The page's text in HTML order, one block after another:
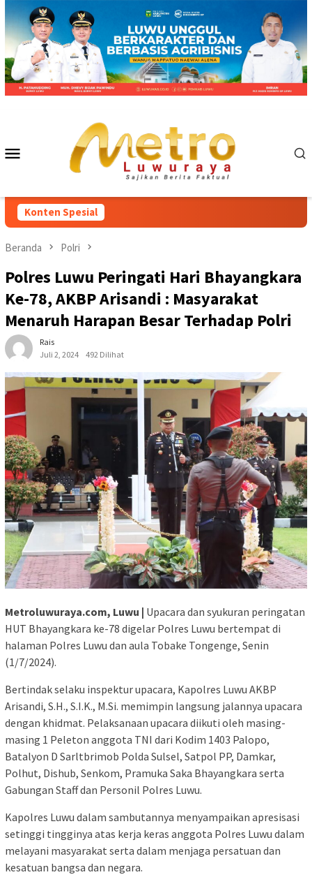
Loncat
ke
konten
Mobile
Konten Spesial
Beranda Polri
Polres Luwu Peringati Hari Bhayangkara
Ke-78, AKBP Arisandi : Masyarakat
Menaruh Harapan Besar Terhadap Polri
Rais
Juli 2, 2024
492 Dilihat
Metroluwuraya.com, Luwu | Upacara dan syukuran peringatan
HUT Bhayangkara ke-78 digelar Polres Luwu bertempat di
halaman Polres Luwu dan aula Tobake Tongenge, Senin
(1/7/2024).
Bertindak selaku inspektur upacara, Kapolres Luwu AKBP
Arisandi, S.H., S.I.K., M.Si. memimpin langsung jalannya upacara
dengan khidmat. Pelaksanaan upacara diikuti oleh masing-
masing 1 Peleton anggota TNI dari Kodim 1403 Palopo,
Batalyon D Sarltbrimob Polda Sulsel, Satpol PP, Damkar,
Polhut, Dishub, Senkom, Pramuka Saka Bhayangkara serta
Gabungan Staff dan Personil Polres Luwu.
Kapolres Luwu dalam sambutannya menyampaikan apresisasi
setinggi tingginya atas kerja keras anggota Polres Luwu dalam
melayani masyarakat serta dalam menjaga persatuan dan
kesatuan bangsa dan negara.